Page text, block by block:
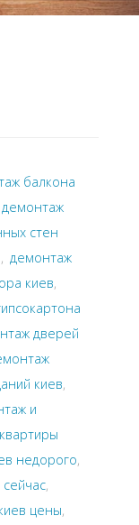
балкона
демонтаж
стен
, демонтаж
киев,
дверей
киев,
и
недорого,
,
цены,